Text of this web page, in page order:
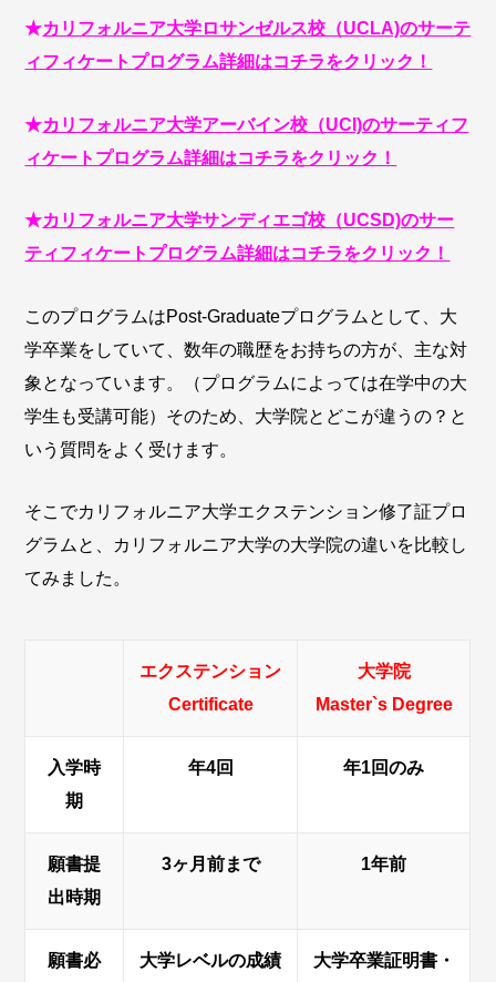
★カリフォルニア大学ロサンゼルス校（UCLA)のサーテ
ィフィケートプログラム詳細はコチラをクリック！
★カリフォルニア大学アーバイン校（UCI)のサーティフ
ィケートプログラム詳細はコチラをクリック！
★カリフォルニア大学サンディエゴ校（UCSD)のサー
ティフィケートプログラム詳細はコチラをクリック！
このプログラムはPost-Graduateプログラムとして、大
学卒業をしていて、数年の職歴をお持ちの方が、主な対
象となっています。（プログラムによっては在学中の大
学生も受講可能）そのため、大学院とどこが違うの？と
いう質問をよく受けます。
そこでカリフォルニア大学エクステンション修了証プロ
グラムと、カリフォルニア大学の大学院の違いを比較し
てみました。
エクステンション
Certificate
大学院
Master`s Degree
入学時
期
年4回 年1回のみ
願書提
出時期
3ヶ月前まで 1年前
願書必
大学レベルの成績
大学卒業証明書・